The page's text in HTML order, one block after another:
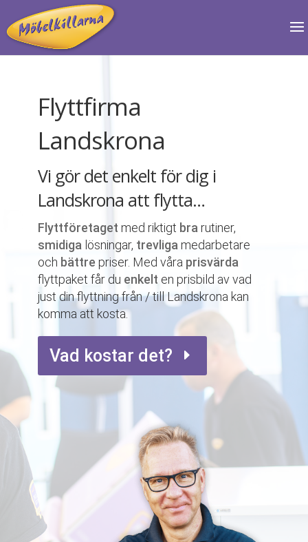
Flyttfirma
Landskrona
Vi gör det enkelt för dig i
Landskrona att flytta…
Flyttföretaget med riktigt bra rutiner,
smidiga lösningar, trevliga medarbetare
och bättre priser. Med våra prisvärda
flyttpaket får du enkelt en prisbild av vad
just din flyttning från / till Landskrona kan
komma att kosta.
Vad kostar det?